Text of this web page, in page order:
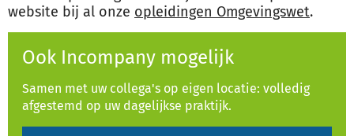
website bij al onze opleidingen Omgevingswet.
Ook Incompany mogelijk
Samen met uw collega's op eigen locatie: volledig
afgestemd op uw dagelijkse praktijk.